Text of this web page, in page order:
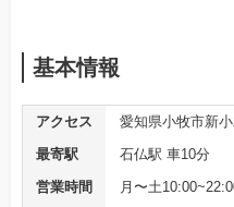
基本情報
アクセス
愛知県小牧市新
最寄駅
石仏駅 車10分
営業時間
月〜土